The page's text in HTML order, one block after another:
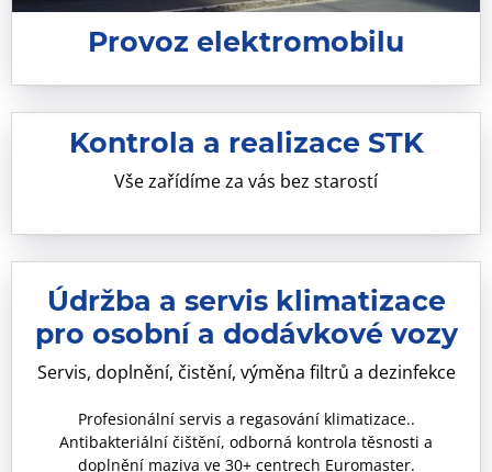
Provoz elektromobilu
Kontrola a realizace STK
Vše zařídíme za vás bez starostí
Údržba a servis klimatizace
pro osobní a dodávkové vozy
Servis, doplnění, čistění, výměna filtrů a dezinfekce
Profesionální servis a regasování klimatizace..
Antibakteriální čištění, odborná kontrola těsnosti a
doplnění maziva ve 30+ centrech Euromaster.